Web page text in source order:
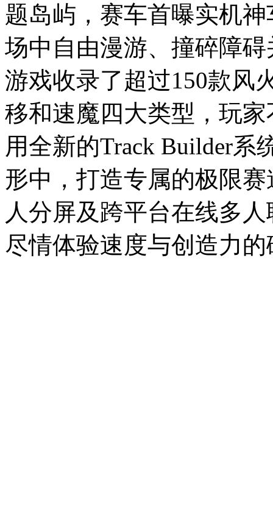
题岛屿，赛车首曝实机
场中自由漫游、撞碎障
游戏收录了超过150款风
移和速魔四大类型，玩
用全新的Track Builder系
形中，打造专属的极限
人分屏及跨平台在线多
尽情体验速度与创造力的